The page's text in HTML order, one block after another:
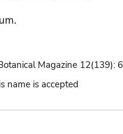
Magazine 12(139):
name is accepted